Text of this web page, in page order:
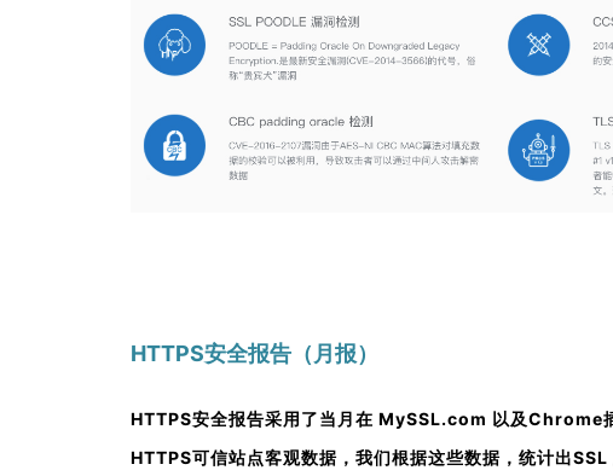
HTTPS安全报告（月报）
HTTPS安全报告采用了当月在 MySSL.com 以及Chrome
HTTPS可信站点客观数据，我们根据这些数据，统计出SSL